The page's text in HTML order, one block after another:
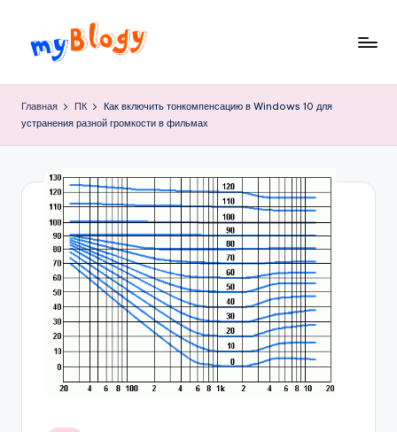
Перейти
y
B
простого
Главная ПК
Как включить тонкомпенсацию в Windows 10 для
устранения разной громкости в фильмах